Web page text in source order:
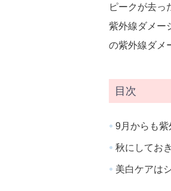
ピークが去っ
紫外線ダメー
の紫外線ダメ
目次
9月からも紫
秋にしてお
美白ケアは